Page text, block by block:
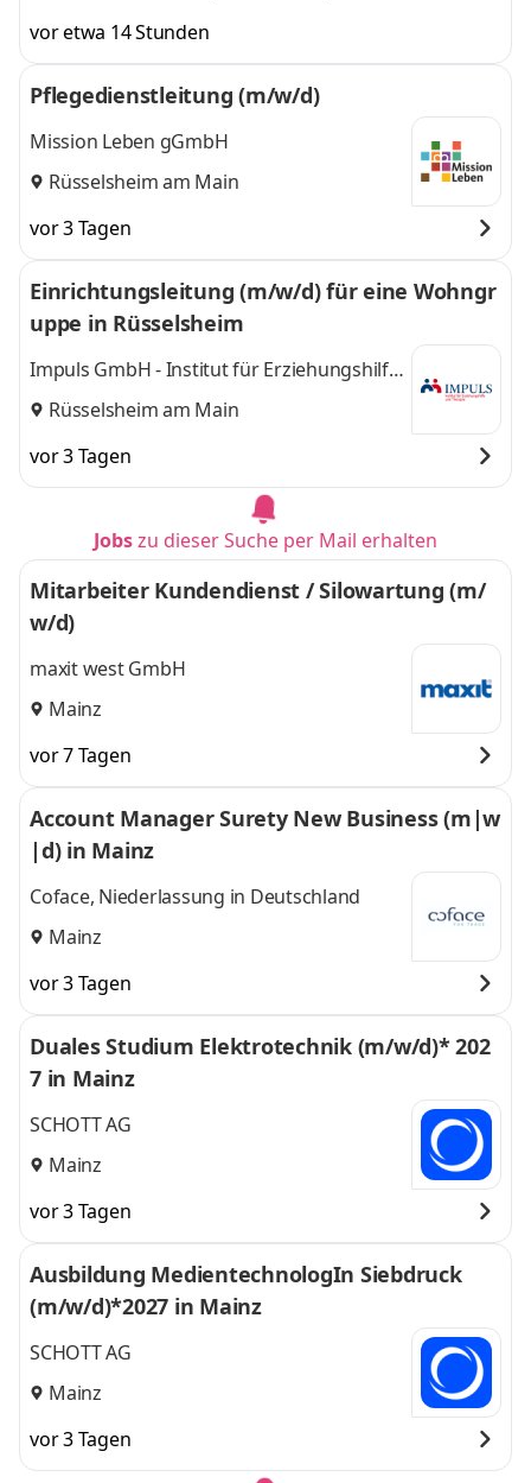
vor etwa 14 Stunden
Pflegedienstleitung (m/w/d)
Mission Leben gGmbH
Rüsselsheim am Main
vor 3 Tagen
Einrichtungsleitung (m/w/d) für eine Wohngr
uppe in Rüsselsheim
Impuls GmbH - Institut für Erziehungshilfe
und Therapie
Rüsselsheim am Main
vor 3 Tagen
Jobszu dieser Suche per Mail erhalten
Mitarbeiter Kundendienst / Silowartung (m/
w/d)
maxit west GmbH
Mainz
vor 7 Tagen
Account Manager Surety New Business (m|w
|d) in Mainz
Coface, Niederlassung in Deutschland
Mainz
vor 3 Tagen
Duales Studium Elektrotechnik (m/w/d)* 202
7 in Mainz
SCHOTT AG
Mainz
vor 3 Tagen
Ausbildung MedientechnologIn Siebdruck
(m/w/d)*2027 in Mainz
SCHOTT AG
Mainz
vor 3 Tagen